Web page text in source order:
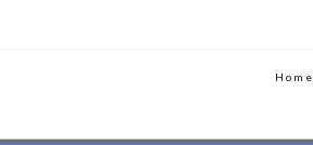
Home